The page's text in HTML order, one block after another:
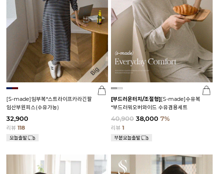
[S-made]임부복*스트라이프카라긴팔
임산부원피스(수유가능)
32,900
리뷰 118
[부드러운터치/조절형][S-made]수유복
*부드러워오버와이드 수유겸용세트
40,900 38,000 7%
리뷰 1